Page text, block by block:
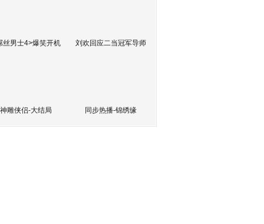
丝男士4>爆笑开机 刘欢回应二当冠军导师
神雕侠侣-大结局 同步热播-锦绣缘